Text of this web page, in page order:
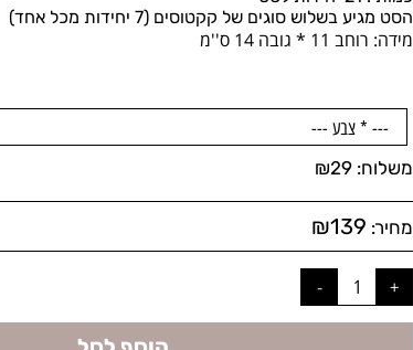
הסט מגיע בשלוש סוגים של קקטוסים (7 יחידות מכל אחד)
מידה: רוחב 11 * גובה 14 ס''מ
משלוח: ₪29
מחיר: ₪139